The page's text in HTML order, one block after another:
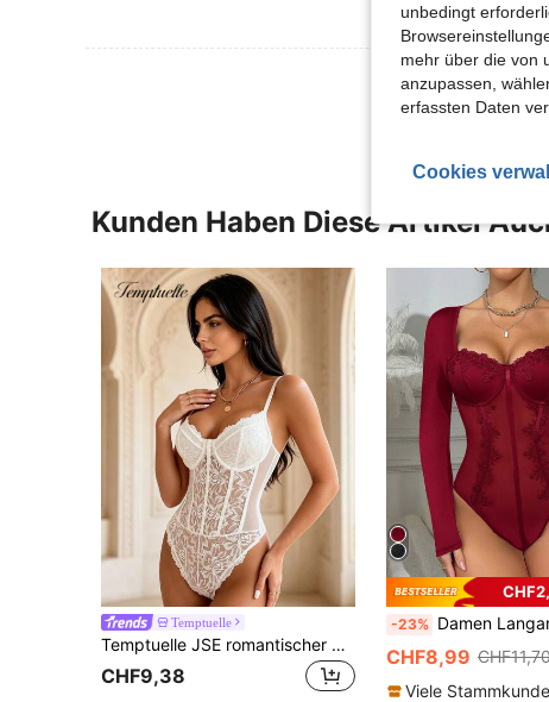
Mehr Bewertungen
Kunden Haben Diese Artikel
Temptuelle
Temptuelle JSE romantischer Spitzenbesatz figurbetonender rückenfreier Bodysuit, schlank & sexy
CHF9,38
-23% Damen Langarm Quadratischer Ausschnitt Exquisites
CHF8,99
Viele
unbedingt
mehr über die von
anzupassen,
erfassten Daten
Cookies